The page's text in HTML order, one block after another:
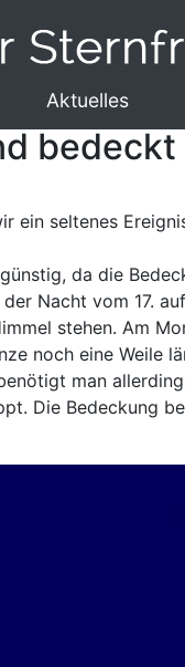
Aktuelles
ein seltenes
da die
Nacht vom 17.
stehen. Am
noch eine Weile
man
Die Bedeckung